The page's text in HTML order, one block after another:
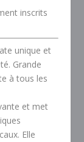
inscrits
unique et
Grande
à tous les
et met
Elle